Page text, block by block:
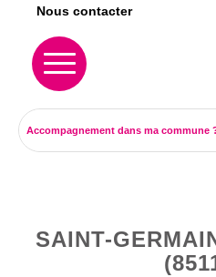
Nous contacter
SAINT-